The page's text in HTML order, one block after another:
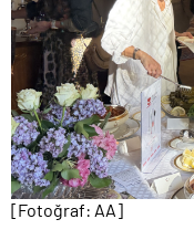
[Fotoğraf: AA]